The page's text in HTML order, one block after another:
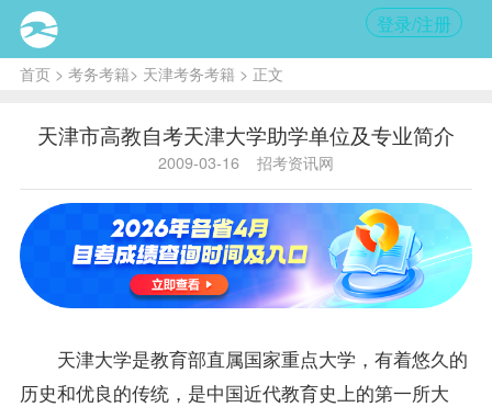
登录/注册
首页> 考务考籍> 天津考务考籍 > 正文
天津市高教自考天津大学助学单位及专业简介
2009-03-16 招考资讯网
天津大学是教育部直属国家重点大学，有着悠久的
历史和优良的传统，是中国近代教育史上的第一所大